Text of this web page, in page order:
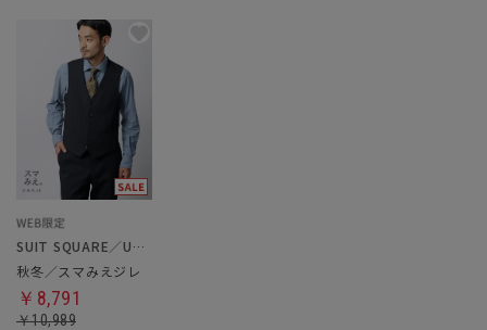
SUIT SQUARE／UNIVERSAL LANGUAGE
秋冬／スマみえジレ
￥8,791
￥10,989